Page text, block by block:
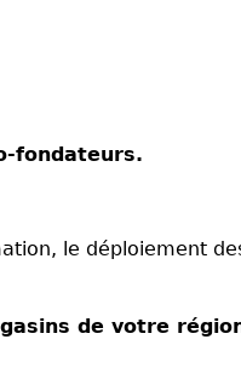
fondateurs.
le déploiement
de votre